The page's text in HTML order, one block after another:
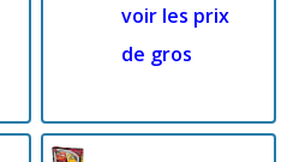
voir les prix
de gros